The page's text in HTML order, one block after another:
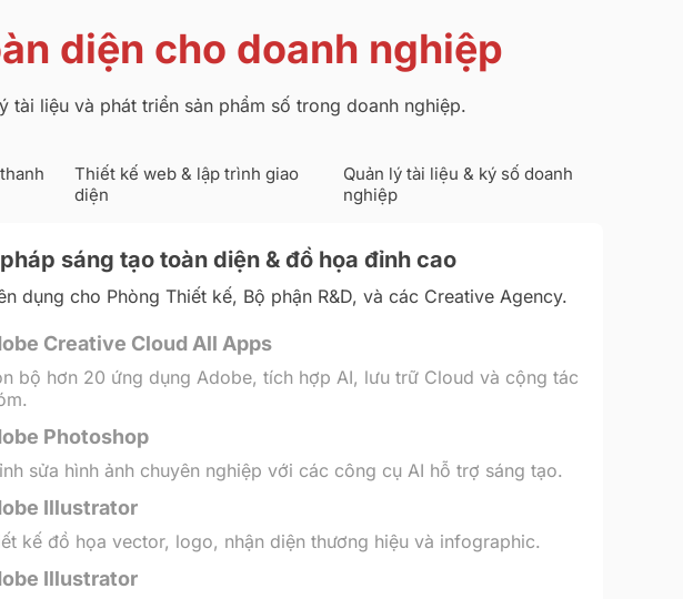
diện cho doanh nghiệp
liệu và phát triển sản phẩm số trong doanh nghiệp.
Thiết kế web & lập trình giao
diện
Quản lý tài liệu & ký số doanh
nghiệp
sáng tạo toàn diện & đồ họa đỉnh cao
dụng cho Phòng Thiết kế, Bộ phận R&D, và các Creative Agency.
Creative Cloud All Apps
bộ hơn 20 ứng dụng Adobe, tích hợp AI, lưu trữ Cloud và cộng tác
Photoshop
sửa hình ảnh chuyên nghiệp với các công cụ AI hỗ trợ sáng tạo.
Illustrator
kế đồ họa vector, logo, nhận diện thương hiệu và infographic.
Illustrator